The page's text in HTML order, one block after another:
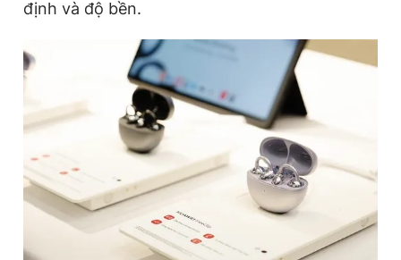
Đọc Thanh Niên trên điện thoại
Theo dõi báo trên
0906 645 777
Liên hệ quảng cáo
0908 780 404
Quảng cáo RSS Chính sách bảo
định và độ bền.